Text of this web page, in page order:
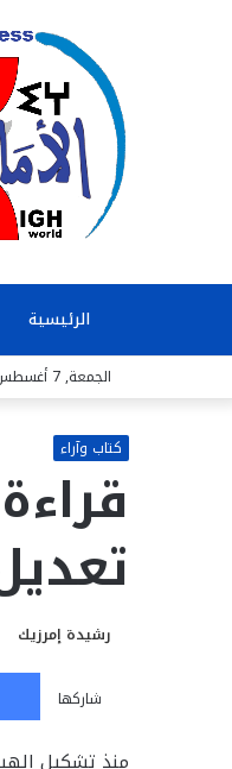
الرئيسية
الجمعة, 7 أغسطس 2026
كتاب وآراء
رشيدة إمرزيك
شاركها
منذ تشكيل